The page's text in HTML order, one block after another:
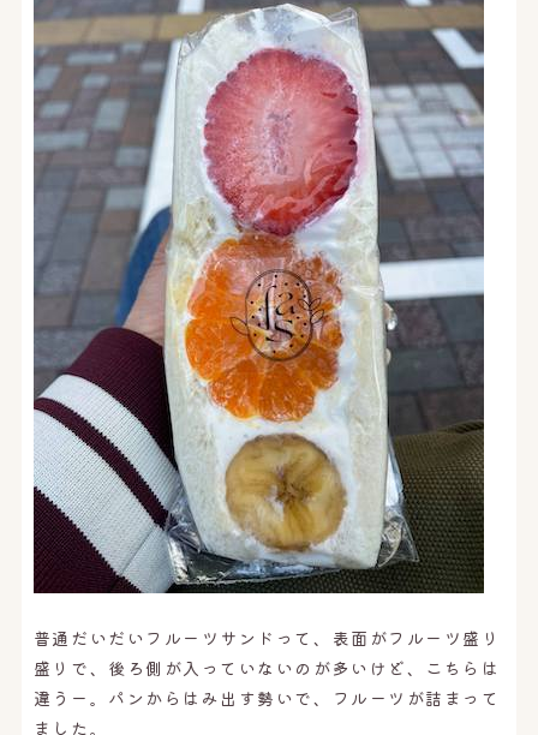
普通だいだいフルーツサンドって、表面がフルーツ盛り
盛りで、後ろ側が入っていないのが多いけど、こちらは
違うー。パンからはみ出す勢いで、フルーツが詰まって
ました。